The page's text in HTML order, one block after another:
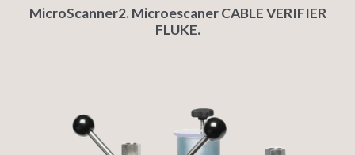
MicroScanner2. Microescaner CABLE VERIFIER
FLUKE.